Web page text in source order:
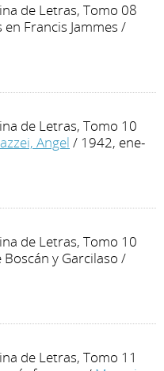
de Letras, Tomo 08
Francis Jammes /
de Letras, Tomo 10
Angel / 1942, ene-
de Letras, Tomo 10
y Garcilaso /
de Letras, Tomo 11